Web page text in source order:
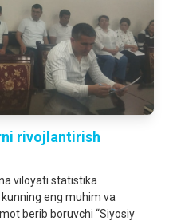
rivojlantirish
viloyati statistika
eng muhim va
berib boruvchi “Siyosiy